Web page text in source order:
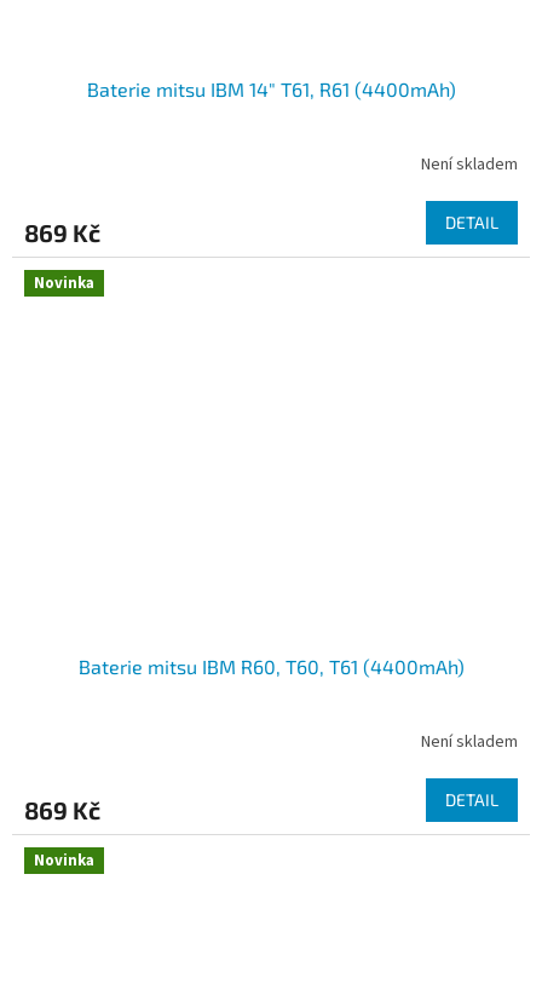
Baterie mitsu IBM 14" T61, R61 (4400mAh)
Není skladem
869 Kč DETAIL
Novinka
Baterie mitsu IBM R60, T60, T61 (4400mAh)
Není skladem
869 Kč DETAIL
Novinka